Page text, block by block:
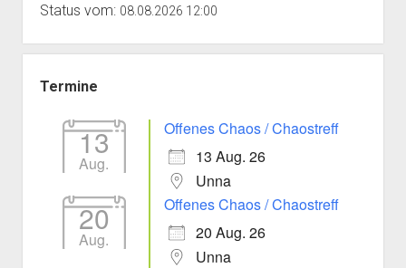
Status vom: 08.08.2026 12:00
Termine
13
Aug.
Offenes Chaos / Chaostreff
13 Aug. 26
Unna
20
Aug.
Offenes Chaos / Chaostreff
20 Aug. 26
Unna